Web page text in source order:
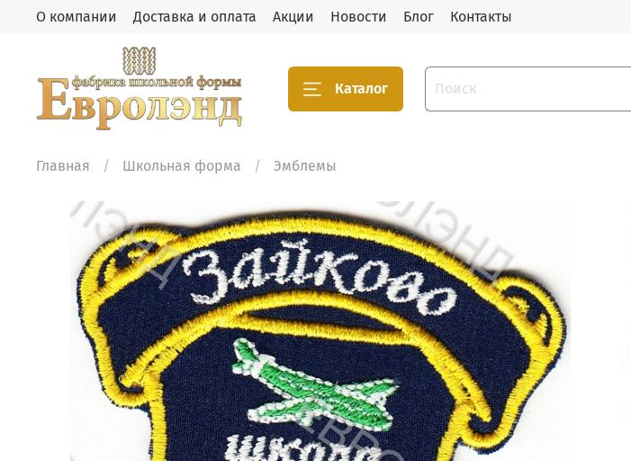
О компании Доставка и оплата Акции Новости Блог Контакты
Каталог
Главная Школьная форма Эмблемы